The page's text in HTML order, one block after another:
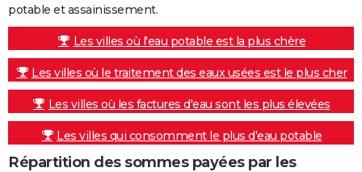
potable et assainissement.
Les villes où l'eau potable est la plus chère
Les villes où le traitement des eaux usées est le plus cher
Les villes où les factures d'eau sont les plus élevées
Les villes qui consomment le plus d'eau potable
Répartition des sommes payées par les